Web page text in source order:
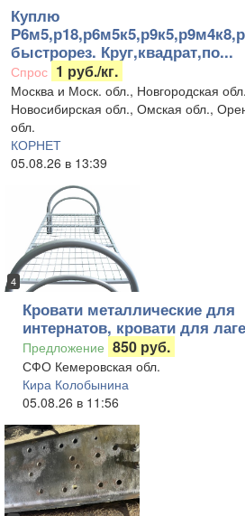
Куплю
быстрорез. Круг,квадрат,по...
Спрос 1 руб./кг.
Москва и Моск. обл., Новгородская
Новосибирская обл., Омская обл.,
обл.
КОРНЕТ
05.08.26 в 13:39
4
Кровати металлические для
интернатов, кровати для
Предложение 850 руб.
СФО Кемеровская обл.
Кира Колобынина
05.08.26 в 11:56